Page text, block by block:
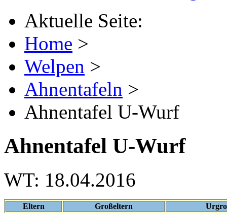
Aktuelle Seite:
Home >
Welpen >
Ahnentafeln >
Ahnentafel U-Wurf
Ahnentafel U-Wurf
WT: 18.04.2016
Eltern Großeltern